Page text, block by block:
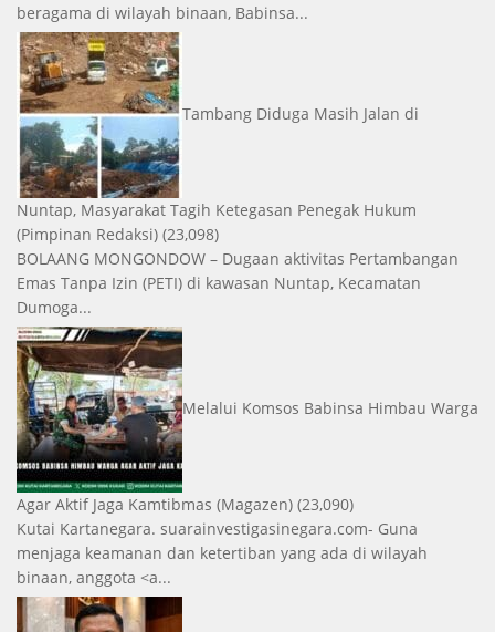
beragama di wilayah binaan, Babinsa...
Tambang Diduga Masih Jalan di
Nuntap, Masyarakat Tagih Ketegasan Penegak Hukum
(Pimpinan Redaksi) (23,098)
BOLAANG MONGONDOW – Dugaan aktivitas Pertambangan
Emas Tanpa Izin (PETI) di kawasan Nuntap, Kecamatan
Dumoga...
Melalui Komsos Babinsa Himbau Warga
Agar Aktif Jaga Kamtibmas (Magazen) (23,090)
Kutai Kartanegara. suarainvestigasinegara.com- Guna
menjaga keamanan dan ketertiban yang ada di wilayah
binaan, anggota <a...